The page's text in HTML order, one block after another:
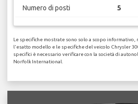
Numero di posti 5
Le specifiche mostrate sono solo a scopo informativo,
l'esatto modello e le specifiche del veicolo Chrysler
specifici è necessario verificare con la società di
Norfolk International.